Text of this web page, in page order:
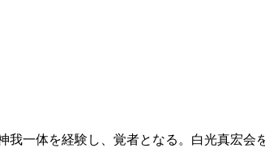
我一体を経験し、覚者となる。白光真宏